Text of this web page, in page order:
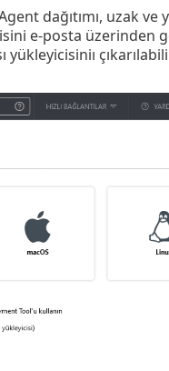
dağıtımı, uzak ve
e-posta üzerinden